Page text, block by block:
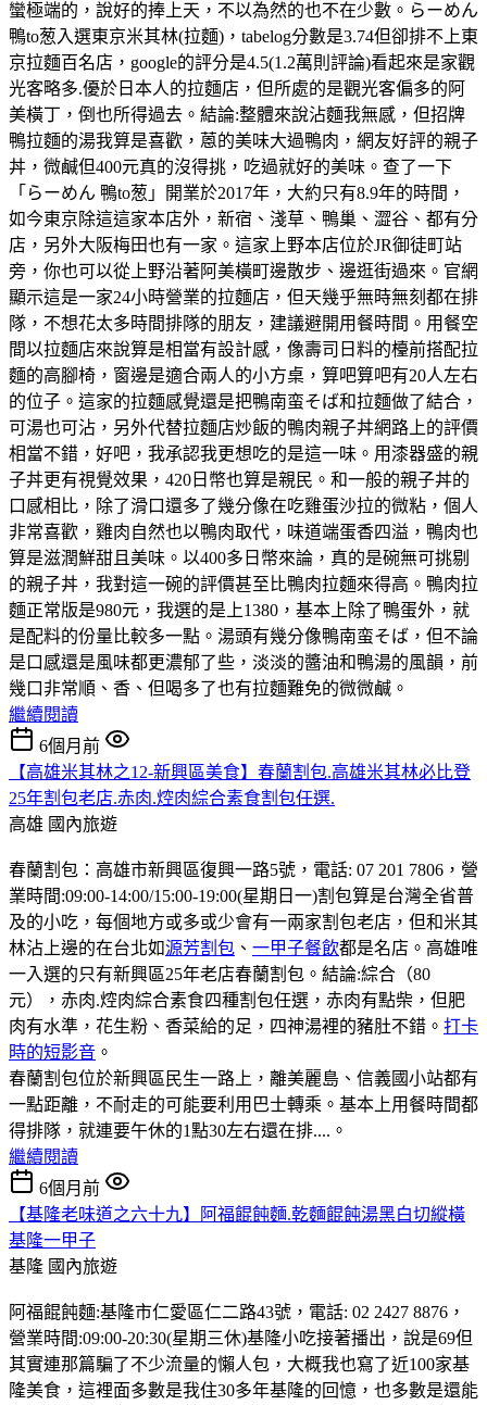
蠻極端的，說好的捧上天，不以為然的也不在少數。らーめん
鴨to葱入選東京米其林(拉麵)，tabelog分數是3.74但卻排不上東
京拉麵百名店，google的評分是4.5(1.2萬則評論)看起來是家觀
光客略多.優於日本人的拉麵店，但所處的是觀光客偏多的阿
美橫丁，倒也所得過去。結論:整體來說沾麵我無感，但招牌
鴨拉麵的湯我算是喜歡，蒽的美味大過鴨肉，網友好評的親子
丼，微鹹但400元真的沒得挑，吃過就好的美味。查了一下
「らーめん 鴨to葱」開業於2017年，大約只有8.9年的時間，
如今東京除這這家本店外，新宿、淺草、鴨巢、澀谷、都有分
店，另外大阪梅田也有一家。這家上野本店位於JR御徒町站
旁，你也可以從上野沿著阿美橫町邊散步、邊逛街過來。官網
顯示這是一家24小時營業的拉麵店，但天幾乎無時無刻都在排
隊，不想花太多時間排隊的朋友，建議避開用餐時間。用餐空
間以拉麵店來說算是相當有設計感，像壽司日料的檯前搭配拉
麵的高腳椅，窗邊是適合兩人的小方桌，算吧算吧有20人左右
的位子。這家的拉麵感覺還是把鴨南蛮そば和拉麵做了結合，
可湯也可沾，另外代替拉麵店炒飯的鴨肉親子丼網路上的評價
相當不錯，好吧，我承認我更想吃的是這一味。用漆器盛的親
子丼更有視覺效果，420日幣也算是親民。和一般的親子丼的
口感相比，除了滑口還多了幾分像在吃雞蛋沙拉的微粘，個人
非常喜歡，雞肉自然也以鴨肉取代，味道端蛋香四溢，鴨肉也
算是滋潤鮮甜且美味。以400多日幣來論，真的是碗無可挑剔
的親子丼，我對這一碗的評價甚至比鴨肉拉麵來得高。鴨肉拉
麵正常版是980元，我選的是上1380，基本上除了鴨蛋外，就
是配料的份量比較多一點。湯頭有幾分像鴨南蛮そば，但不論
是口感還是風味都更濃郁了些，淡淡的醬油和鴨湯的風韻，前
幾口非常順、香、但喝多了也有拉麵難免的微微鹹。
繼續閱讀
6個月前
【高雄米其林之12-新興區美食】春蘭割包.高雄米其林必比登
25年割包老店.赤肉.焢肉綜合素食割包任選.
高雄 國內旅遊
春蘭割包：高雄市新興區復興一路5號，電話: 07 201 7806，營
業時間:09:00-14:00/15:00-19:00(星期日一)割包算是台灣全省普
及的小吃，每個地方或多或少會有一兩家割包老店，但和米其
林沾上邊的在台北如源芳割包 、 一甲子餐飲都是名店。高雄唯
一入選的只有新興區25年老店春蘭割包。結論:綜合（80
元），赤肉.焢肉綜合素食四種割包任選，赤肉有點柴，但肥
肉有水準，花生粉、香菜給的足，四神湯裡的豬肚不錯。 打卡
時的短影音 。
春蘭割包位於新興區民生一路上，離美麗島、信義國小站都有
一點距離，不耐走的可能要利用巴士轉乘。基本上用餐時間都
得排隊，就連要午休的1點30左右還在排....。
繼續閱讀
6個月前
【基隆老味道之六十九】阿福餛飩麵.乾麵餛飩湯黑白切縱橫
基隆一甲子
基隆 國內旅遊
阿福餛飩麵:基隆市仁愛區仁二路43號，電話: 02 2427 8876，
營業時間:09:00-20:30(星期三休)基隆小吃接著播出，說是69但
其實連那篇騙了不少流量的懶人包，大概我也寫了近100家基
隆美食，這裡面多數是我住30多年基隆的回憶，也多數是還能